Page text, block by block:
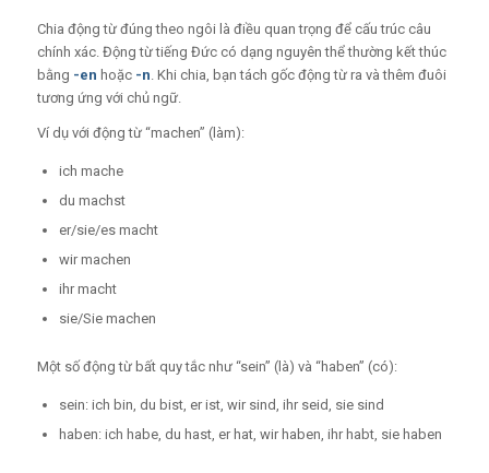
Chia động từ đúng theo ngôi là điều quan trọng để cấu trúc câu
chính xác. Động từ tiếng Đức có dạng nguyên thể thường kết thúc
bằng -en hoặc -n. Khi chia, bạn tách gốc động từ ra và thêm đuôi
tương ứng với chủ ngữ.
Ví dụ với động từ “machen” (làm):
ich mache
du machst
er/sie/es macht
wir machen
ihr macht
sie/Sie machen
Một số động từ bất quy tắc như “sein” (là) và “haben” (có):
sein: ich bin, du bist, er ist, wir sind, ihr seid, sie sind
haben: ich habe, du hast, er hat, wir haben, ihr habt, sie haben